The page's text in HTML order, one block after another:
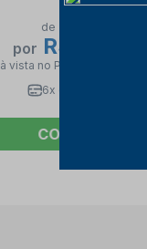
de
por R$ 67,97
à vista no PIX
6x de
COMPRAR